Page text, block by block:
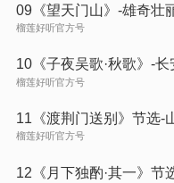
09《望天门山》-雄奇壮
榴莲好听官方号
10《子夜吴歌·秋歌》-
榴莲好听官方号
11《渡荆门送别》节选-
榴莲好听官方号
12《月下独酌·其一》节